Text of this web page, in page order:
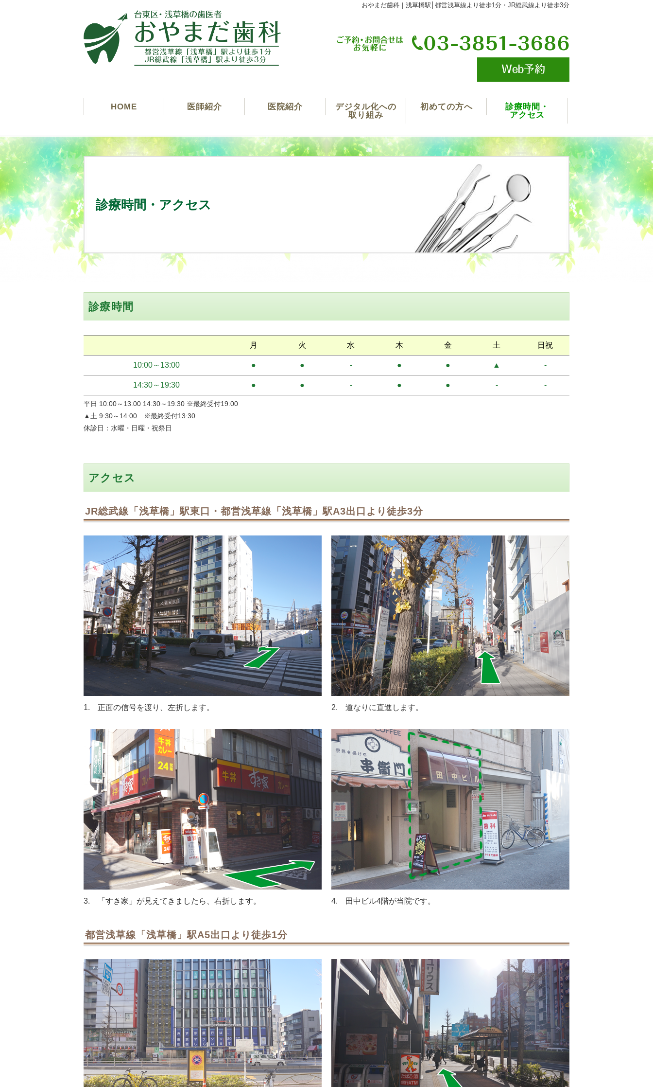
おやまだ歯科｜浅草橋駅│都営浅草線より徒歩1分・JR総武線より徒歩3分
HOME 医師紹介 医院紹介
デジタル化への
取り組み
初めての方へ
診療時間・
アクセス
診療時間・アクセス
診療時間
月 火 水 木 金 土 日祝
10:00～ 13:00 ● ● - ● ● ▲ -
14:30～ 19:30 ● ● - ● ● - -
平日 10:00～13:00 14:30～19:30 ※最終受付19:00
▲土 9:30～14:00 ※最終受付13:30
休診日：水曜・日曜・祝祭日
アクセス
JR総武線「浅草橋」駅東口・都営浅草線「浅草橋」駅A3出口より徒歩3分
1. 正面の信号を渡り、左折します。 2. 道なりに直進します。
3. 「すき家」が見えてきましたら、右折します。 4. 田中ビル4階が当院です。
都営浅草線「浅草橋」駅A5出口より徒歩1分